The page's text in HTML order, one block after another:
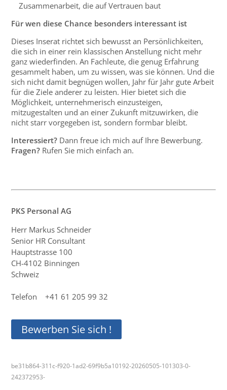
Zusammenarbeit, die auf Vertrauen baut
Für wen diese Chance besonders interessant ist
Dieses Inserat richtet sich bewusst an Persönlichkeiten,
die sich in einer rein klassischen Anstellung nicht mehr
ganz wiederfinden. An Fachleute, die genug Erfahrung
gesammelt haben, um zu wissen, was sie können. Und die
sich nicht damit begnügen wollen, Jahr für Jahr gute Arbeit
für die Ziele anderer zu leisten. Hier bietet sich die
Möglichkeit, unternehmerisch einzusteigen,
mitzugestalten und an einer Zukunft mitzuwirken, die
nicht starr vorgegeben ist, sondern formbar bleibt.
Interessiert? Dann freue ich mich auf Ihre Bewerbung.
Fragen? Rufen Sie mich einfach an.
PKS Personal AG
Herr Markus Schneider
Senior HR Consultant
Hauptstrasse 100
CH-4102 Binningen
Schweiz
Telefon +41 61 205 99 32
Bewerben Sie sich !
be31b864-311c-f920-1ad2-69f9b5a10192-20260505-101303-0-
242372953-